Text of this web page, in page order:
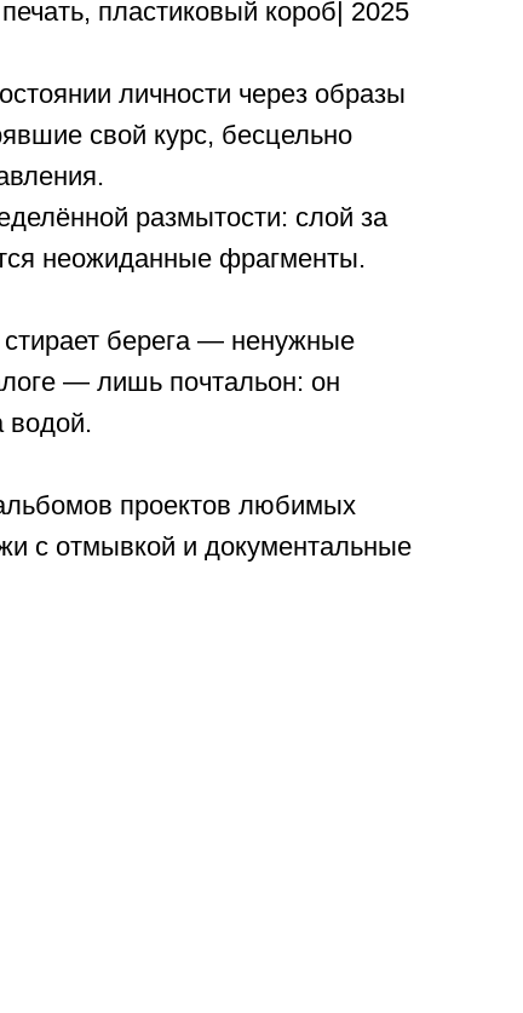
пластиковый короб| 2025
личности через образы
свой курс, бесцельно
размытости: слой за
неожиданные фрагменты.
берега — ненужные
— лишь почтальон: он
водой.
проектов любимых
с отмывкой и документальные